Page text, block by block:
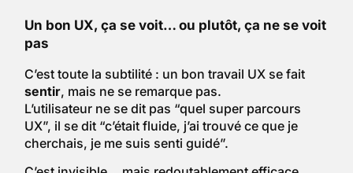
Un bon UX, ça se voit… ou plutôt, ça ne se voit
pas
C’est toute la subtilité : un bon travail UX se fait
sentir, mais ne se remarque pas.
L’utilisateur ne se dit pas “quel super parcours
UX”, il se dit “c’était fluide, j’ai trouvé ce que je
cherchais, je me suis senti guidé”.